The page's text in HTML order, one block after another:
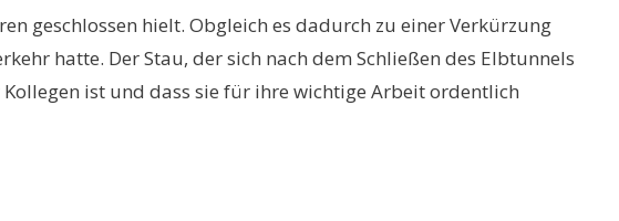
geschlossen hielt. Obgleich es dadurch zu einer Verkürzung
hatte. Der Stau, der sich nach dem Schließen des Elbtunnels
ist und dass sie für ihre wichtige Arbeit ordentlich